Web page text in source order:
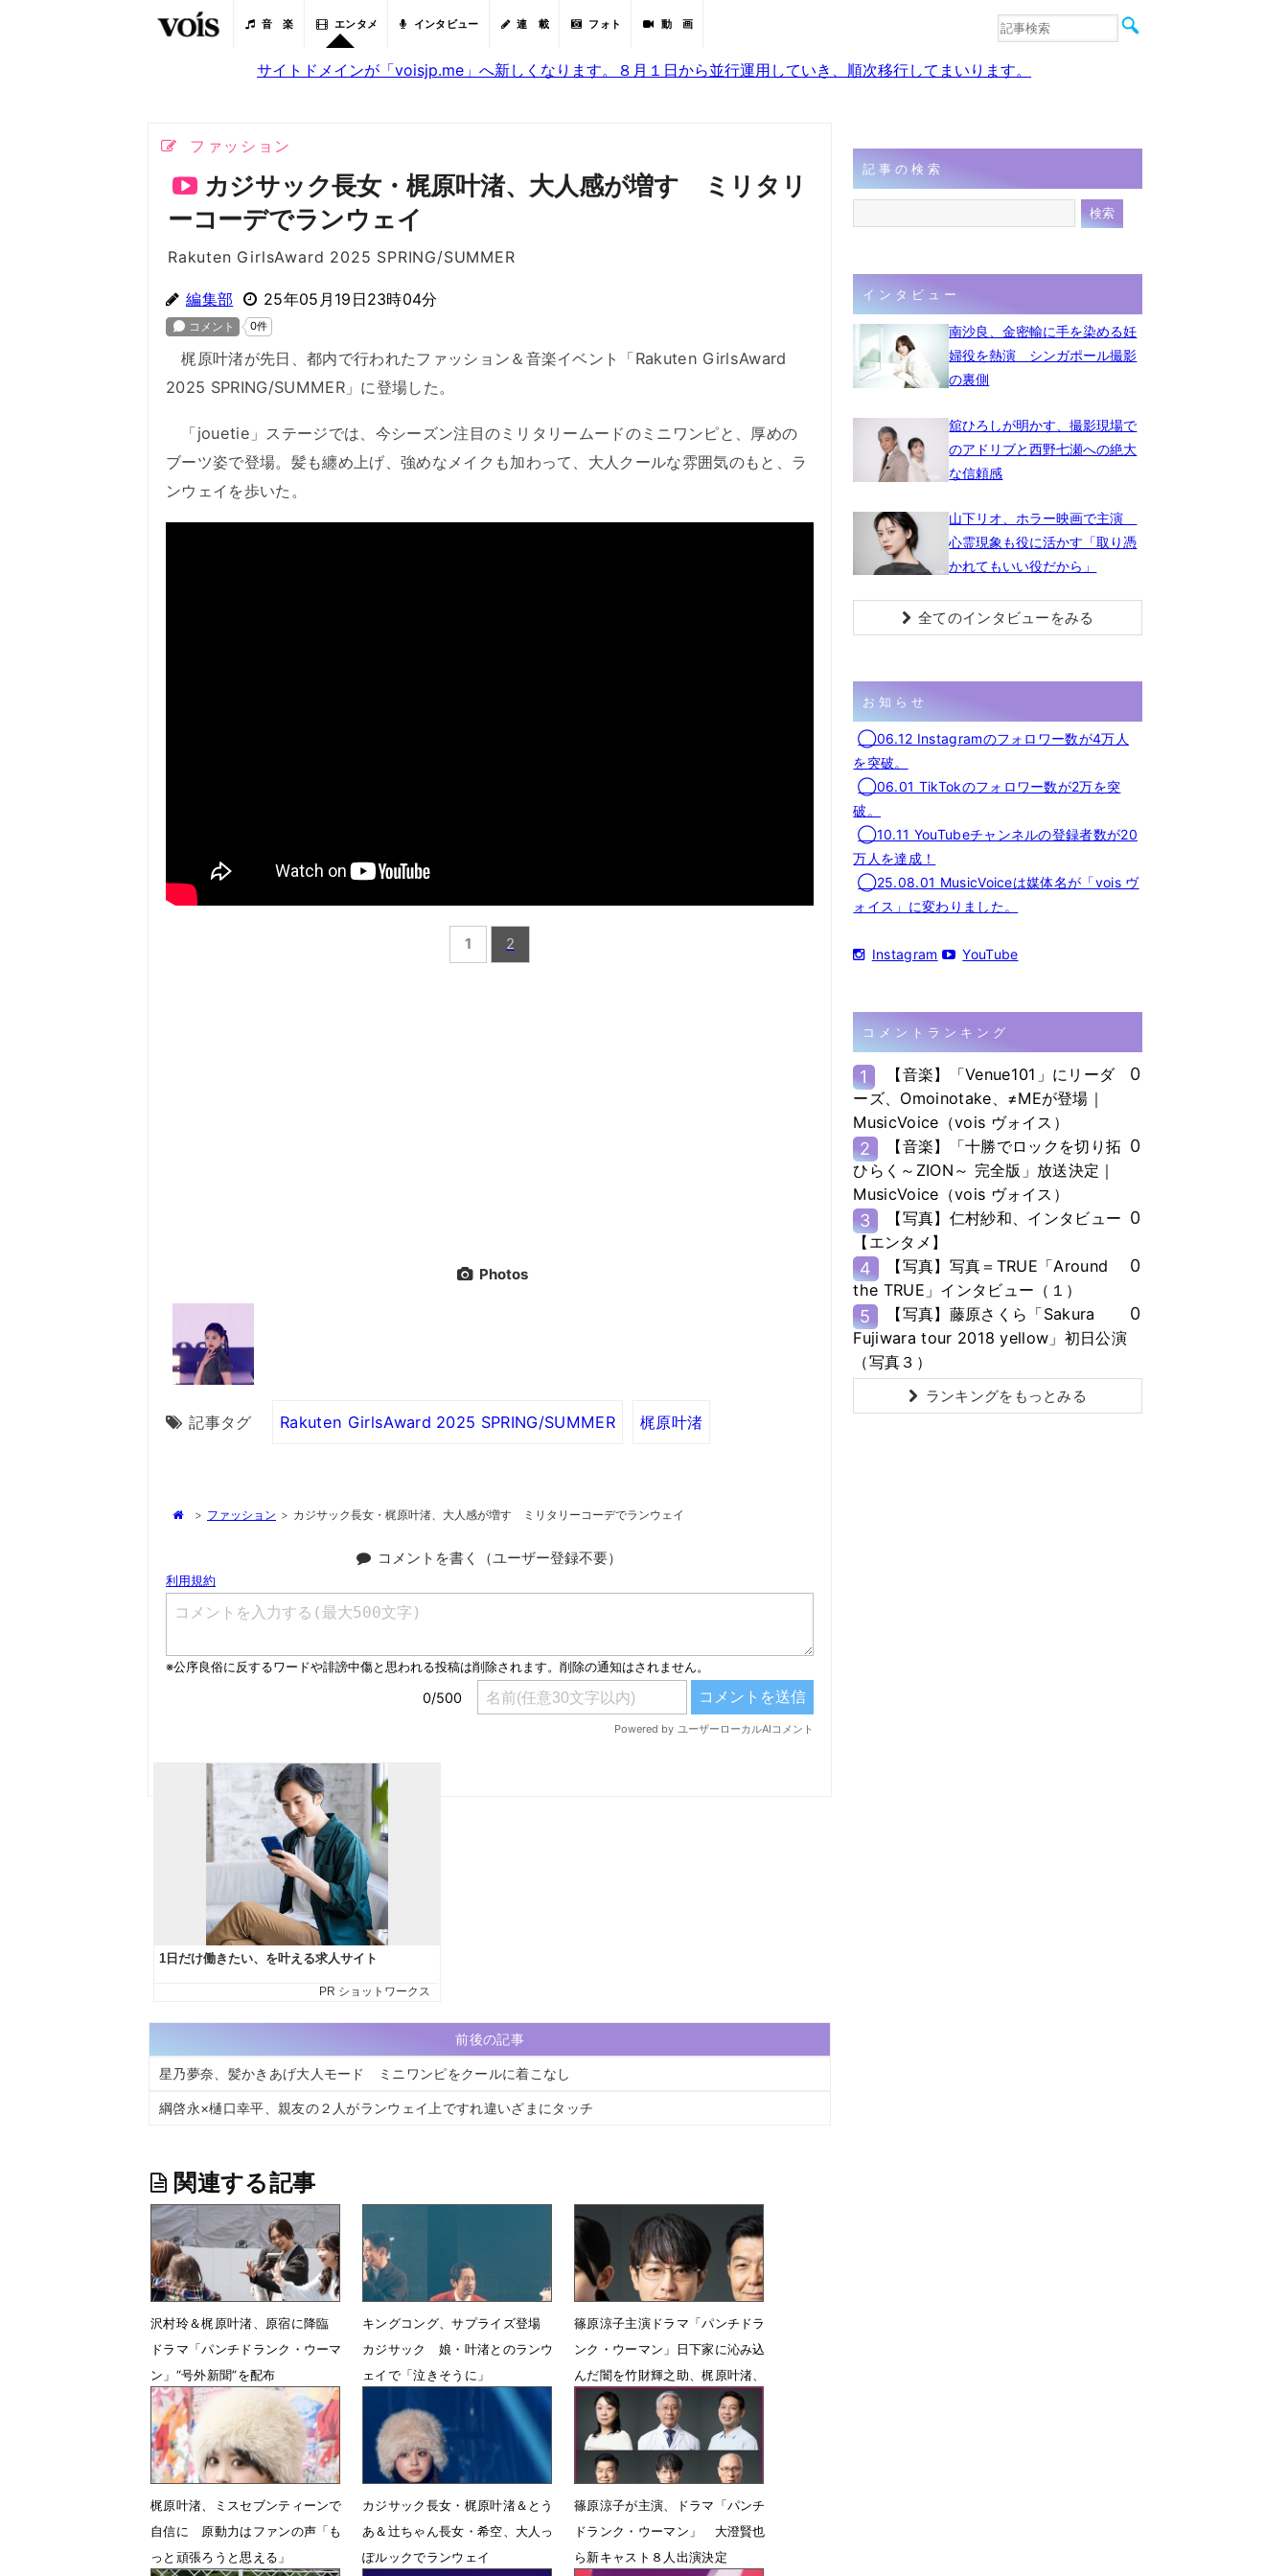
音 楽 エンタメ インタビュー 連 載 フォト 動 画
音楽
サイトドメインが「voisjp.me」へ新しくなります。８月１日から並行運用していき、順次移行してまいります。
ファッション
カジサック長女・梶原叶渚、大人感が増す ミリタリ
ーコーデでランウェイ
Rakuten GirlsAward 2025 SPRING/SUMMER
編集部 25年05月19日23時04分
梶原叶渚が先日、都内で行われたファッション＆音楽イベント「Rakuten GirlsAward
2025 SPRING/SUMMER」に登場した。
「jouetie」ステージでは、今シーズン注目のミリタリームードのミニワンピと、厚めの
ブーツ姿で登場。髪も纏め上げ、強めなメイクも加わって、大人クールな雰囲気のもと、ラ
ンウェイを歩いた。
1 2
Photos
記事タグ Rakuten GirlsAward 2025 SPRING/SUMMER 梶原叶渚
> ファッション > カジサック長女・梶原叶渚、大人感が増す ミリタリーコーデでランウェイ
コメントを書く（ユーザー登録不要）
前後の記事
星乃夢奈、髪かきあげ大人モード ミニワンピをクールに着こなし
綱啓永×樋口幸平、親友の２人がランウェイ上ですれ違いざまにタッチ
関連する記事
沢村玲＆梶原叶渚、原宿に降臨
ドラマ「パンチドランク・ウーマ
ン」“号外新聞”を配布
3月29日 19時43分
キングコング、サプライズ登場
カジサック 娘・叶渚とのランウ
ェイで「泣きそうに」
篠原涼子主演ドラマ「パンチドラ
ンク・ウーマン」日下家に沁み込
んだ闇を竹財輝之助、梶原叶渚、
大澄賢也が熱演
3月4日 07時00分
梶原叶渚、ミスセブンティーンで
自信に 原動力はファンの声「も
っと頑張ろうと思える」
カジサック長女・梶原叶渚＆とう
あ＆辻ちゃん長女・希空、大人っ
ぽルックでランウェイ
篠原涼子が主演、ドラマ「パンチ
ドランク・ウーマン」 大澄賢也
ら新キャスト８人出演決定
記事の検索
インタビュー
南沙良、金密輸に手を染める妊
婦役を熱演 シンガポール撮影
の裏側
舘ひろしが明かす、撮影現場で
のアドリブと西野七瀬への絶大
な信頼感
山下リオ、ホラー映画で主演
心霊現象も役に活かす「取り憑
かれてもいい役だから」
全てのインタビューをみる
お知らせ
◯06.12 Instagramのフォロワー数が4万人
を突破。
◯06.01 TikTokのフォロワー数が2万を突
破。
◯10.11 YouTubeチャンネルの登録者数が20
万人を達成！
◯25.08.01 MusicVoiceは媒体名が「vois ヴ
ォイス」に変わりました。
Instagram YouTube
コメントランキング
1
【音楽】「Venue101」にリーダ
ーズ、Omoinotake、≠MEが登場｜
MusicVoice（vois ヴォイス）
0
2
【音楽】「十勝でロックを切り拓
ひらく～ZION～ 完全版」放送決定｜
MusicVoice（vois ヴォイス）
0
3
【写真】仁村紗和、インタビュー
【エンタメ】
0
4
【写真】写真＝TRUE「Around
the TRUE」インタビュー（１）
0
5
【写真】藤原さくら「Sakura
Fujiwara tour 2018 yellow」初日公演
（写真３）
0
ランキングをもっとみる